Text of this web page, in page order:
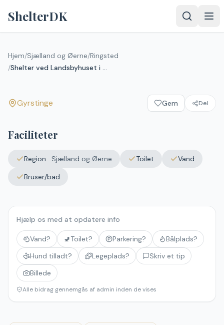
ShelterDK
Hjem/Sjælland og Øerne/Ringsted
/
Shelter ved Landsbyhuset i Gyrstinge
Gyrstinge
Gyrstinge
Gyrstinge Gem Del
Faciliteter
Region · Sjælland og Øerne Toilet
Vand
Bruser/bad
Hjælp os med at opdatere info
Vand? 🚽Toilet? Parkering?
Bålplads?
Hund tilladt?
Legeplads?
Skriv et tip
Billede
Alle bidrag gennemgås af admin inden de vises